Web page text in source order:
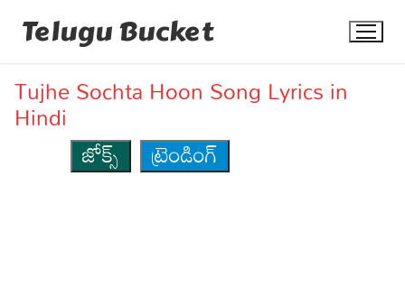
Telugu Bucket
Tujhe Sochta Hoon Song Lyrics in
Hindi
జోక్స్
ట్రెండింగ్